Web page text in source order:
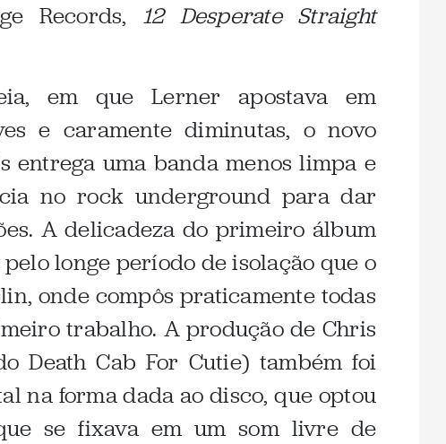
Records, 12 Desperate Straight
em que Lerner apostava em
e caramente diminutas, o novo
entrega uma banda menos limpa e
no rock underground para dar
A delicadeza do primeiro álbum
longe período de isolação que o
onde compôs praticamente todas
trabalho. A produção de Chris
Death Cab For Cutie) também foi
na forma dada ao disco, que optou
se fixava em um som livre de